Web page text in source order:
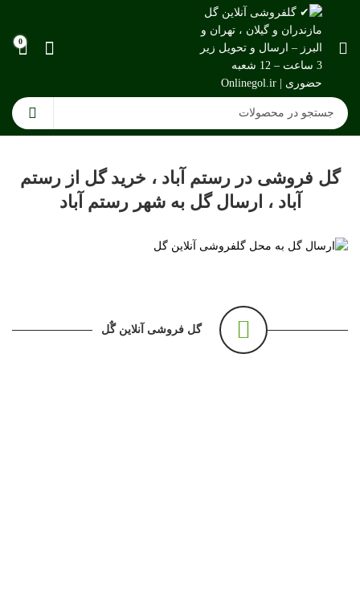
0
گل فروشی در رستم آباد ، خرید گل از رستم
آباد ، ارسال گل به شهر رستم آباد
گل فروشی آنلاین گٌل